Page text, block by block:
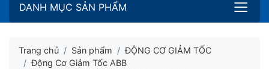
DANH MỤC SẢN PHẨM
Trang chủ Sản phẩm
ĐỘNG CƠ GIẢM TỐC
Động Cơ Giảm Tốc ABB